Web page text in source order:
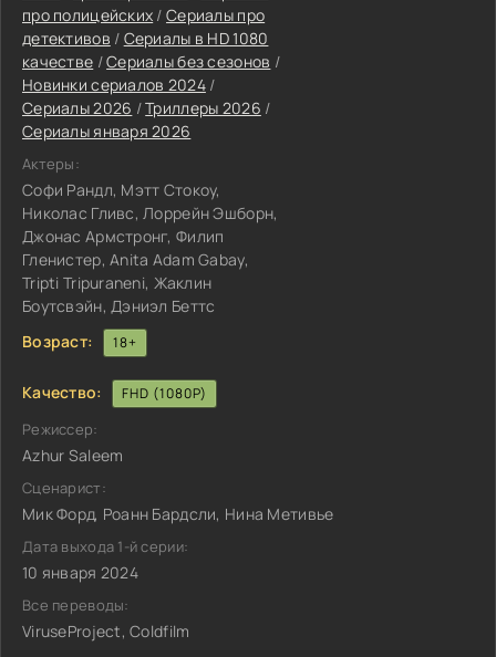
про полицейских /Сериалы про
детективов / Сериалы в HD 1080
качестве /Сериалы без сезонов /
Новинки сериалов 2024/
Сериалы 2026 /Триллеры 2026 /
Сериалы января 2026
Актеры:
Софи Рандл, Мэтт Стокоу,
Николас Гливс, Лоррейн Эшборн,
Джонас Армстронг, Филип
Гленистер, Anita Adam Gabay,
Tripti Tripuraneni, Жаклин
Боутсвэйн, Дэниэл Беттс
Возраст:
18+
Качество: FHD (1080P)
Режиссер:
Azhur Saleem
Сценарист:
Мик Форд, Роанн Бардсли, Нина Метивье
Дата выхода 1-й серии:
10 января 2024
Все переводы:
ViruseProject, Coldfilm